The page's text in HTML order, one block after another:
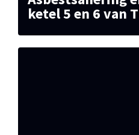
ketel 5 en 6 van